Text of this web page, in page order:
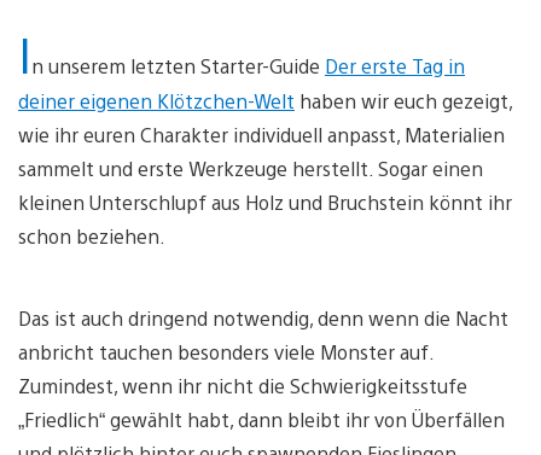
In unserem letzten Starter-Guide Der erste Tag in
deiner eigenen Klötzchen-Welt haben wir euch gezeigt,
wie ihr euren Charakter individuell anpasst, Materialien
sammelt und erste Werkzeuge herstellt. Sogar einen
kleinen Unterschlupf aus Holz und Bruchstein könnt ihr
schon beziehen.
Das ist auch dringend notwendig, denn wenn die Nacht
anbricht tauchen besonders viele Monster auf.
Zumindest, wenn ihr nicht die Schwierigkeitsstufe
„Friedlich“ gewählt habt, dann bleibt ihr von Überfällen